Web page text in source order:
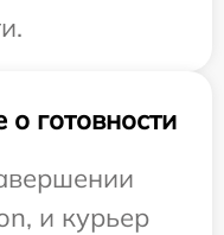
готовности
и курьер